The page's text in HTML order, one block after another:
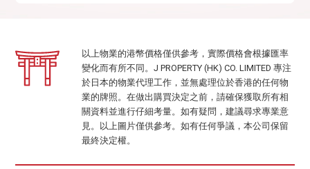
以上物業的港幣價格僅供參考，實際價格會根據匯率
變化而有所不同。J PROPERTY (HK) CO. LIMITED 專注
於日本的物業代理工作，並無處理位於香港的任何物
業的牌照。在做出購買決定之前，請確保獲取所有相
關資料並進行仔細考量。如有疑問，建議尋求專業意
見。以上圖片僅供參考。如有任何爭議，本公司保留
最終決定權。